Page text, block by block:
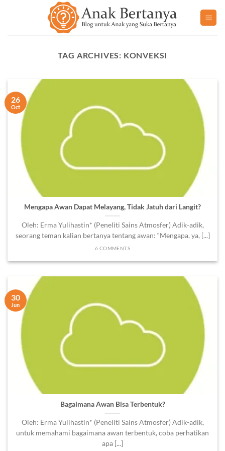
TAG ARCHIVES: KONVEKSI
Mengapa Awan Dapat Melayang, Tidak Jatuh dari Langit?
Oleh: Erma Yulihastin* (Peneliti Sains Atmosfer) Adik-adik,
seorang teman kalian bertanya tentang awan: “Mengapa, ya, [...]
6 COMMENTS
26
Oct
Bagaimana Awan Bisa Terbentuk?
Oleh: Erma Yulihastin* (Peneliti Sains Atmosfer) Adik-adik,
untuk memahami bagaimana awan terbentuk, coba perhatikan
apa [...]
30
Jun